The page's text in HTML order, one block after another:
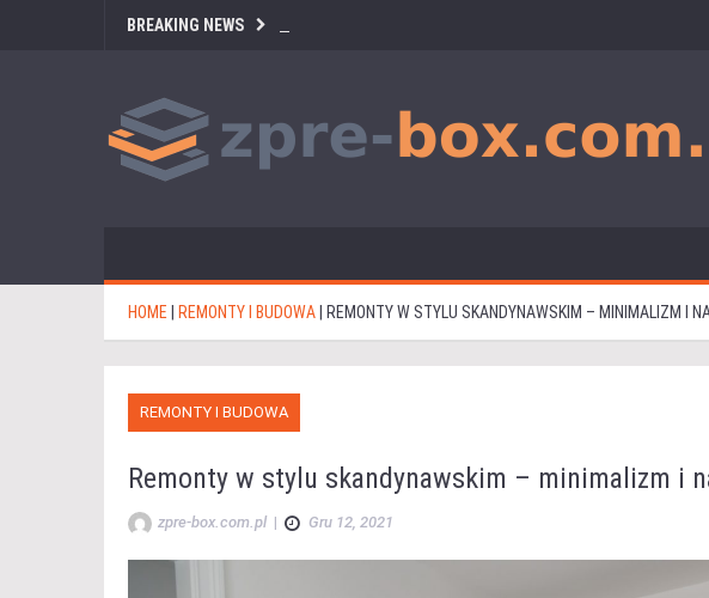
BREAKING NEWS
HOME REMONTY I BUDOWA REMONTY W STYLU SKANDYNAWSKIM – MINIMALIZM I
REMONTY I BUDOWA
Remonty w stylu skandynawskim – minimalizm i
zpre-box.com.pl | Gru 12, 2021